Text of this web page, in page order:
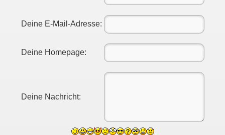
Deine E-Mail-Adresse:
Deine Homepage:
Deine Nachricht: